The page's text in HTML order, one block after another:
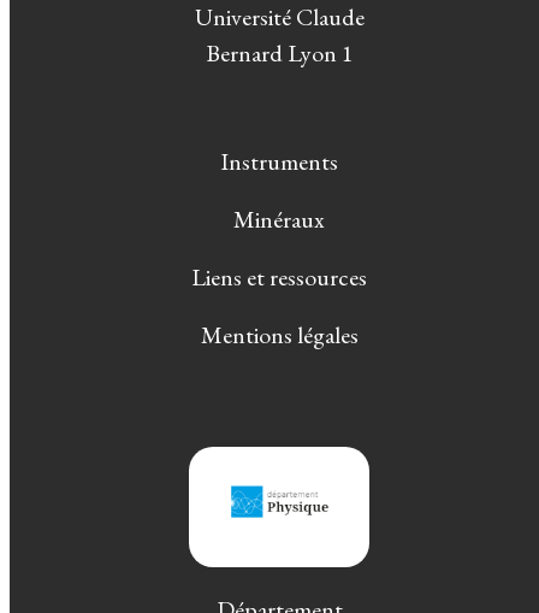
Université Claude
Bernard Lyon 1
Instruments
Minéraux
Liens et ressources
Mentions légales